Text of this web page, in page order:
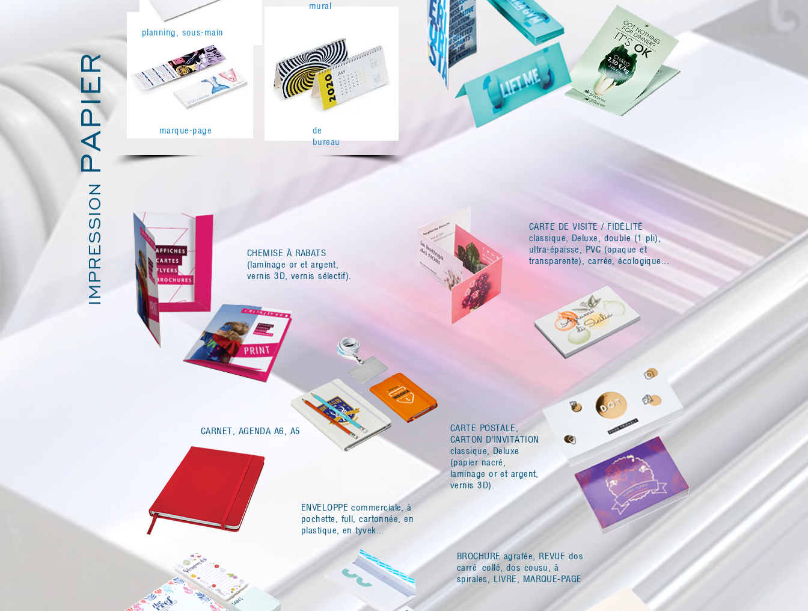
mural
planning, sous-main
marque-page
de
bureau
CHEMISE À RABATS
(laminage or et argent,
vernis 3D, vernis sélectif).
CARNET, AGENDA A6, A5
CARTE POSTALE,
CARTON D’INVITATION
classique, Deluxe
(papier nacré,
laminage or et argent,
vernis 3D).
BROCHURE agrafée, REVUE dos
carré collé, dos cousu, à
spirales, LIVRE, MARQUE-PAGE
ENVELOPPE commerciale, à
pochette, full, cartonnée, en
plastique, en tyvek...
CARTE DE VISITE / FIDÉLITÉ
classique, Deluxe, double (1 pli),
ultra-épaisse, PVC (opaque et
transparente), carrée, écologique...
IMPRESSION
PAPIER